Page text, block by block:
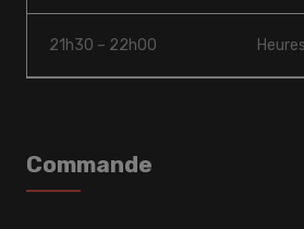
21h30 – 22h00
Commande